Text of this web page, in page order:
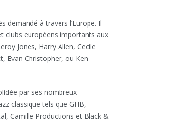
demandé à travers l’Europe. Il
clubs européens importants aux
Jones, Harry Allen, Cecile
Evan Christopher, ou Ken
par ses nombreux
classique tels que GHB,
Camille Productions et Black &